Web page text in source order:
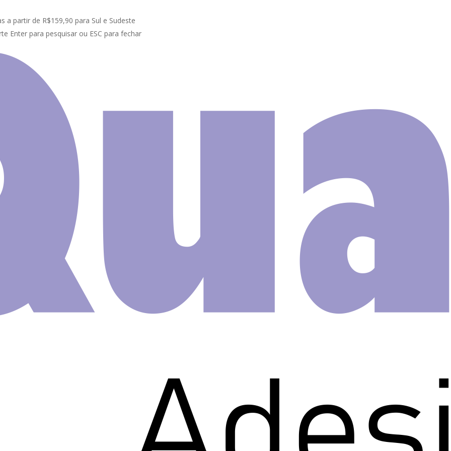
a partir de R$159,90 para Sul e Sudeste
Enter para pesquisar ou ESC para fechar
Papel De Parede Infantil Fidget Bolhas Pop It Candy A548
Papel De
Parede Infantil
A548
Papel de Parede Auto Adesivo em rolo.